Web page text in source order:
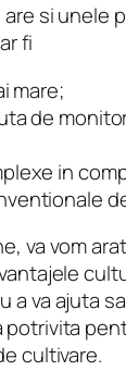
si unele
fi
mare;
de
in
va vom
a va ajuta
potrivita
cultivare.